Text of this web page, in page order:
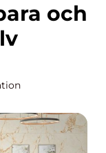
och